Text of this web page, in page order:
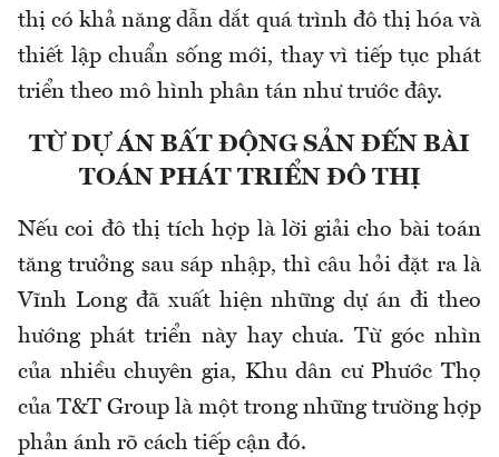
thị có khả năng dẫn dắt quá trình đô thị hóa và
thiết lập chuẩn sống mới, thay vì tiếp tục phát
triển theo mô hình phân tán như trước đây.
TỪ DỰ ÁN BẤT ĐỘNG SẢN ĐẾN BÀI
TOÁN PHÁT TRIỂN ĐÔ THỊ
Nếu coi đô thị tích hợp là lời giải cho bài toán
tăng trưởng sau sáp nhập, thì câu hỏi đặt ra là
Vĩnh Long đã xuất hiện những dự án đi theo
hướng phát triển này hay chưa. Từ góc nhìn
của nhiều chuyên gia, Khu dân cư Phước Thọ
của T&T Group là một trong những trường hợp
phản ánh rõ cách tiếp cận đó.